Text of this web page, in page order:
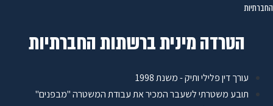
החברתיות
הטרדה מינית ברשתות החברתיות
עורך דין פלילי ותיק - משנת 1998
תובע משטרתי לשעבר המכיר את עבודת המשטרה "מבפנים"